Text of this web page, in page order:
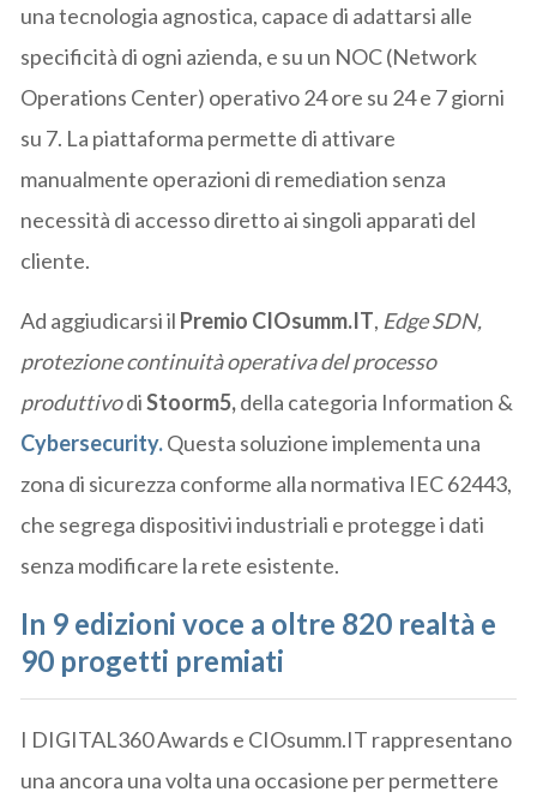
una tecnologia agnostica, capace di adattarsi alle
specificità di ogni azienda, e su un NOC (Network
Operations Center) operativo 24 ore su 24 e 7 giorni
su 7. La piattaforma permette di attivare
manualmente operazioni di remediation senza
necessità di accesso diretto ai singoli apparati del
cliente.
Ad aggiudicarsi il Premio CIOsumm.IT, Edge SDN,
protezione continuità operativa del processo
produttivodiStoorm5,della categoria Information &
Cybersecurity.Questa soluzione implementa una
zona di sicurezza conforme alla normativa IEC 62443,
che segrega dispositivi industriali e protegge i dati
senza modificare la rete esistente.
In 9 edizioni voce a oltre 820 realtà e
90 progetti premiati
I DIGITAL360 Awards e CIOsumm.IT rappresentano
una ancora una volta una occasione per permettere